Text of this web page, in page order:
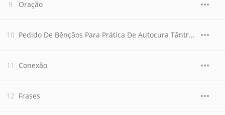
Oração
Pedido De Bênçãos Para Prática De Autocura Tântrica
Conexão
Frases